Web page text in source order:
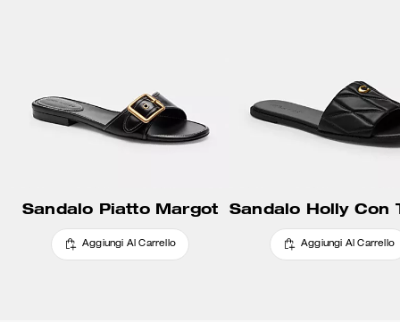
Sandalo Piatto Margot
Aggiungi Al Carrello Aggiungi Al Carrello